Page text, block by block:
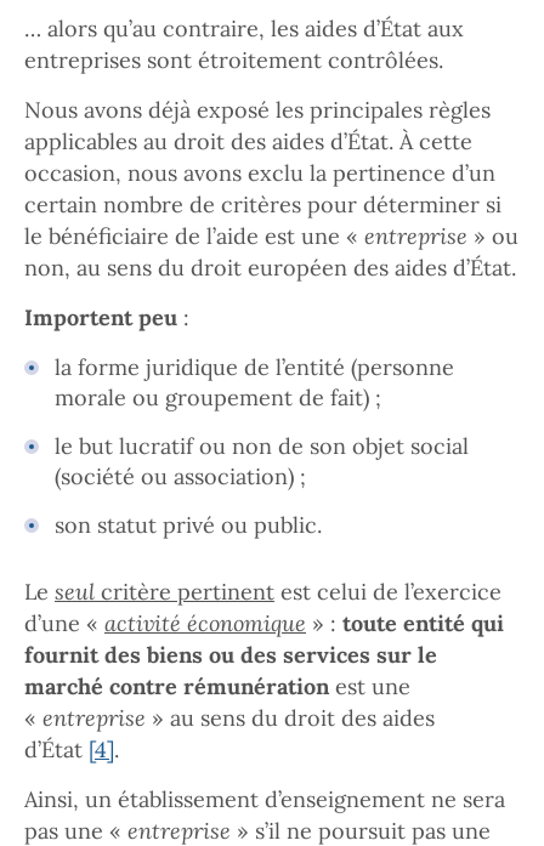
… alors qu’au contraire, les aides d’État aux
entreprises sont étroitement contrôlées.
Nous avons déjà exposé les principales règles
applicables au droit des aides d’État. À cette
occasion, nous avons exclu la pertinence d’un
certain nombre de critères pour déterminer si
le bénéficiaire de l’aide est une « entreprise » ou
non, au sens du droit européen des aides d’État.
Importent peu :
la forme juridique de l’entité (personne
morale ou groupement de fait) ;
le but lucratif ou non de son objet social
(société ou association) ;
son statut privé ou public.
Le seul critère pertinent est celui de l’exercice
d’une « activité économique » : toute entité qui
fournit des biens ou des services sur le
marché contre rémunération est une
« entreprise » au sens du droit des aides
d’État [4].
Ainsi, un établissement d’enseignement ne sera
pas une « entreprise » s’il ne poursuit pas une